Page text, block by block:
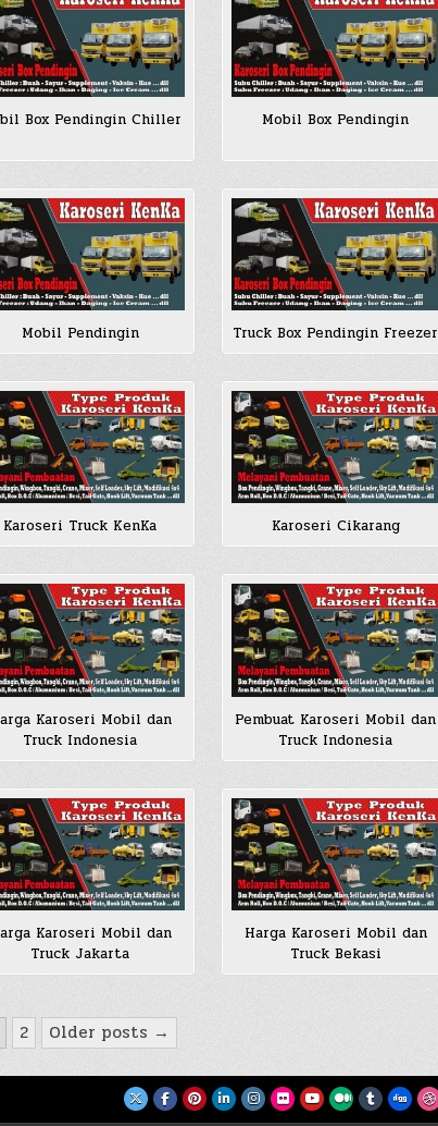
Box Pendingin Chiller Mobil Box Pendingin
Mobil Pendingin Truck Box Pendingin Freezer
Karoseri Truck KenKa Karoseri Cikarang
Karoseri Mobil dan
Truck Indonesia
Pembuat Karoseri Mobil dan
Truck Indonesia
Karoseri Mobil dan
Truck Jakarta
Harga Karoseri Mobil dan
Truck Bekasi
2 Older posts →